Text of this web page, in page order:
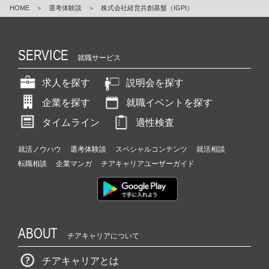
HOME ＞ 選考体験談 ＞ 株式会社経営共創基盤（IGPI）
SERVICE 就職サービス
求人を探す
説明会を探す
企業を探す
就職イベントを探す
タイムライン
適性検査
就活ノウハウ 選考体験談 スペシャルコンテンツ
就活相談
転職相談
企業マンガ チアキャリアユーザーガイド
ABOUT チアキャリアについて
チアキャリアとは